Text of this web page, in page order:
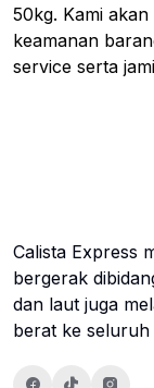
50kg. Kami
keamanan
service serta
Calista Express
bergerak
dan laut juga
berat ke seluruh